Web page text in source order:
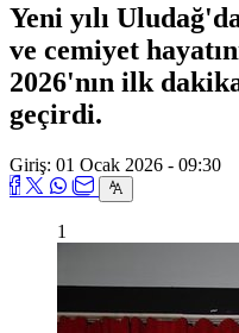
Yeni yılı
ve cemiyet
2026'nın ilk
geçirdi.
Giriş: 01 Ocak 2026 - 09:30
1